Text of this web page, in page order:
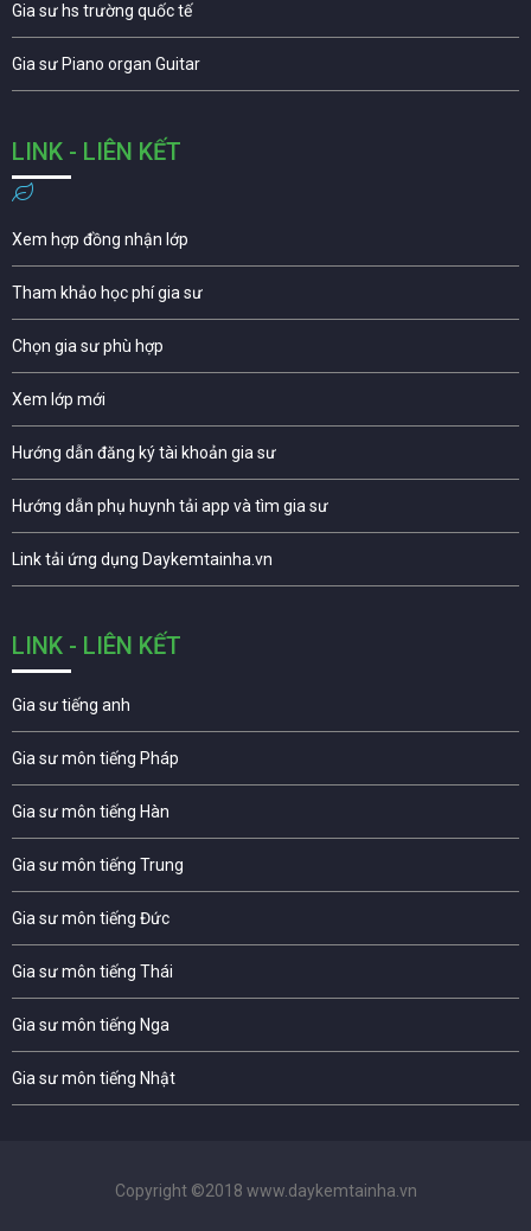
Gia sư hs trường quốc tế
Gia sư Piano organ Guitar
LINK - LIÊN KẾT
Xem hợp đồng nhận lớp
Tham khảo học phí gia sư
Chọn gia sư phù hợp
Xem lớp mới
Hướng dẫn đăng ký tài khoản gia sư
Hướng dẫn phụ huynh tải app và tìm gia sư
Link tải ứng dụng Daykemtainha.vn
LINK - LIÊN KẾT
Gia sư tiếng anh
Gia sư môn tiếng Pháp
Gia sư môn tiếng Hàn
Gia sư môn tiếng Trung
Gia sư môn tiếng Đức
Gia sư môn tiếng Thái
Gia sư môn tiếng Nga
Gia sư môn tiếng Nhật
Copyright ©2018 www.daykemtainha.vn